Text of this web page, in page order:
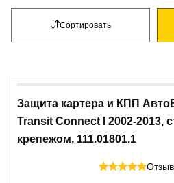
Сортировать
Защита картера и КПП
Transit Connect I 2002-2013,
крепежом, 111.01801.1